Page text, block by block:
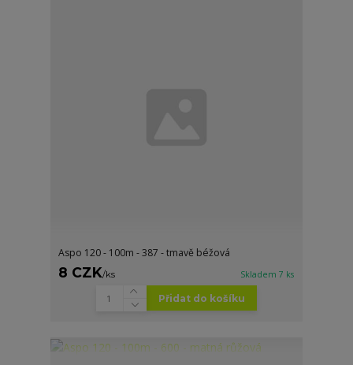
Aspo 120 - 100m - 387 - tmavě béžová
8 CZK/ks Skladem 7 ks
Přidat do košíku